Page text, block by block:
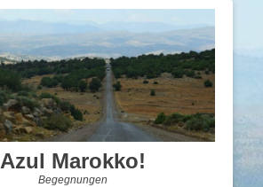
Azul Marokko!
Begegnungen